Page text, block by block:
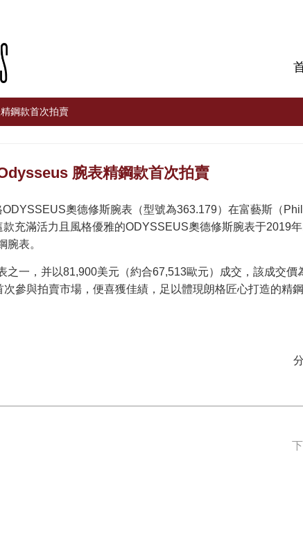
鋼款首次拍賣
腕表精鋼款首次拍賣
奧德修斯腕表（型號為363.179）在富藝斯（
充滿活力且風格優雅的ODYSSEUS奧德修斯腕表于2019
腕表。
之一，并以81,900美元（約合67,513歐元）成交，該成交價
參與拍賣市場，便喜獲佳績，足以體現朗格匠心打造的精鋼